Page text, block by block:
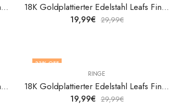
18K Goldplattierter Edelstahl Leafs Fingerring von V&F Jewelers 18K Goldplattierter Edelstahl Leafs Fingerring von V&F Jewelers
19,99€ 29,99€
18K Goldplattierter Edelstahl Leafs Fingerring von V&F Jewelers
33% OFF
RINGE
18K Goldplattierter Edelstahl Leafs Fingerring von V&F Jewelers
19,99€ 29,99€